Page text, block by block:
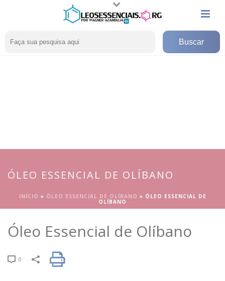
ÓLEO ESSENCIAL DE OLÍBANO
INÍCIO » ÓLEO ESSENCIAL DE OLÍBANO » ÓLEO ESSENCIAL DE
OLÍBANO
Óleo Essencial de Olíbano
0